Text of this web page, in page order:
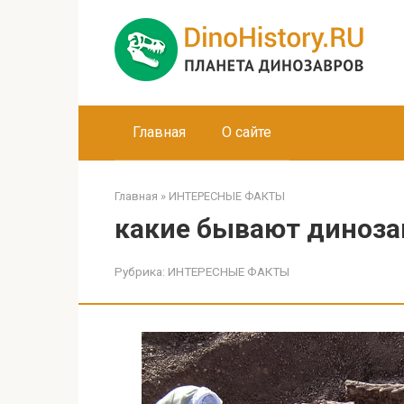
Главная О сайте
Главная » ИНТЕРЕСНЫЕ ФАКТЫ
какие бывают
Рубрика: ИНТЕРЕСНЫЕ ФАКТЫ